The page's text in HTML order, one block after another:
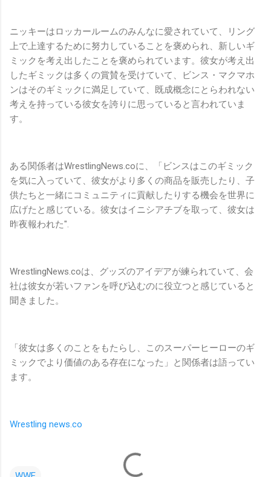
ニッキーはロッカールームのみんなに愛されていて、リング
上で上達するために努力していることを褒められ、新しいギ
ミックを考え出したことを褒められています。彼女が考え出
したギミックは多くの賞賛を受けていて、ビンス・マクマホ
ンはそのギミックに満足していて、既成概念にとらわれない
考えを持っている彼女を誇りに思っていると言われていま
す。
ある関係者はWrestlingNews.coに、「ビンスはこのギミック
を気に入っていて、彼女がより多くの商品を販売したり、子
供たちと一緒にコミュニティに貢献したりする機会を世界に
広げたと感じている。彼女はイニシアチブを取って、彼女は
昨夜報われた".
WrestlingNews.coは、グッズのアイデアが練られていて、会
社は彼女が若いファンを呼び込むのに役立つと感じていると
聞きました。
「彼女は多くのことをもたらし、このスーパーヒーローのギ
ミックでより価値のある存在になった」と関係者は語ってい
ます。
Wrestling news.co